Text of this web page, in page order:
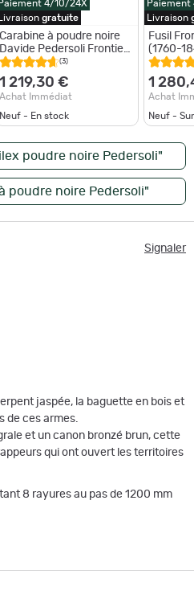
Paiement 4/10/24X
Livraison gratuite
Carabine à poudre noire
Davide Pedersoli Frontier
à silex - Cal. 45 p - 45 PN
/ 99 cm
(3)
1 219,30 €
Achat Immédiat
Neuf - En stock
Livraison
Fusil
(1760-
Frontier
1
Achat
Neuf -
poudre noire Pedersoli"
poudre noire Pedersoli"
Signaler
jaspée, la baguette en bois et
de ces armes.
et un canon bronzé brun, cette
qui ont ouvert les territoires
8 rayures au pas de 1200 mm